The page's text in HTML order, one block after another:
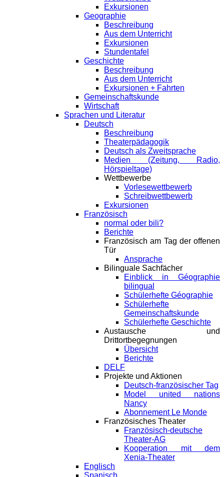
Exkursionen
Geographie
Beschreibung
Aus dem Unterricht
Exkursionen
Stundentafel
Geschichte
Beschreibung
Aus dem Unterricht
Exkursionen + Fahrten
Gemeinschaftskunde
Wirtschaft
Sprachen und Literatur
Deutsch
Beschreibung
Theaterpädagogik
Deutsch als Zweitsprache
Medien (Zeitung, Radio,
Hörspieltage)
Wettbewerbe
Vorlesewettbewerb
Schreibwettbewerb
Exkursionen
Französisch
normal oder bili?
Berichte
Französisch am Tag der offenen
Tür
Ansprache
Bilinguale Sachfächer
Einblick in Géographie
bilingual
Schülerhefte Géographie
Schülerhefte
Gemeinschaftskunde
Schülerhefte Geschichte
Austausche und
Drittortbegegnungen
Übersicht
Berichte
DELF
Projekte und Aktionen
Deutsch-französischer Tag
Model united nations
Nancy
Abonnement Le Monde
Französisches Theater
Französisch-deutsche
Theater-AG
Kooperation mit dem
Xenia-Theater
Englisch
Spanisch